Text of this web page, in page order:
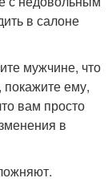
в салоне
мужчине, что
покажите ему,
вам просто
в